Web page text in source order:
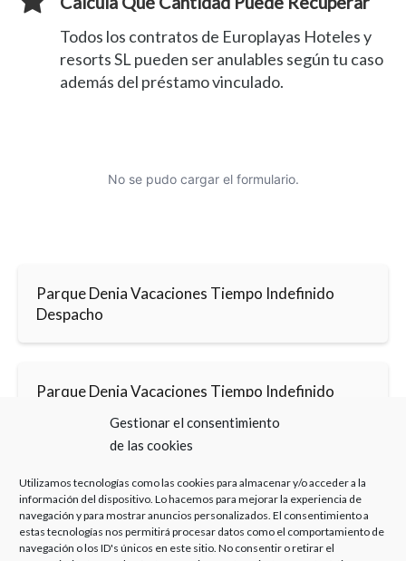
Gestionar el consentimiento
de las cookies
Utilizamos tecnologías como las cookies para almacenar y/o acceder a la
información del dispositivo. Lo hacemos para mejorar la experiencia de
navegación y para mostrar anuncios personalizados. El consentimiento a
estas tecnologías nos permitirá procesar datos como el comportamiento de
navegación o los ID's únicos en este sitio. No consentir o retirar el
Todos los contratos de Europlayas Hoteles y
resorts SL pueden ser anulables según tu caso
además del préstamo vinculado.
No se pudo cargar el formulario.
Parque Denia Vacaciones Tiempo Indefinido
Despacho
Parque Denia Vacaciones Tiempo Indefinido
Haz clic para aceptar cookies de marketing y